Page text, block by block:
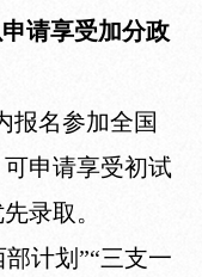
请享受加分政
报名参加全国
申请享受初试
录取。
计划”“三支一